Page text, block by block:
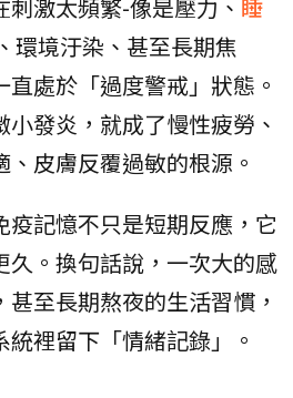
激太頻繁-像是壓力、 睡
環境汙染、甚至長期焦
處於「過度警戒」狀態。
發炎，就成了慢性疲勞、
皮膚反覆過敏的根源。
疫記憶不只是短期反應，它
久。換句話說，一次大的感
至長期熬夜的生活習慣，
裡留下「情緒記錄」。